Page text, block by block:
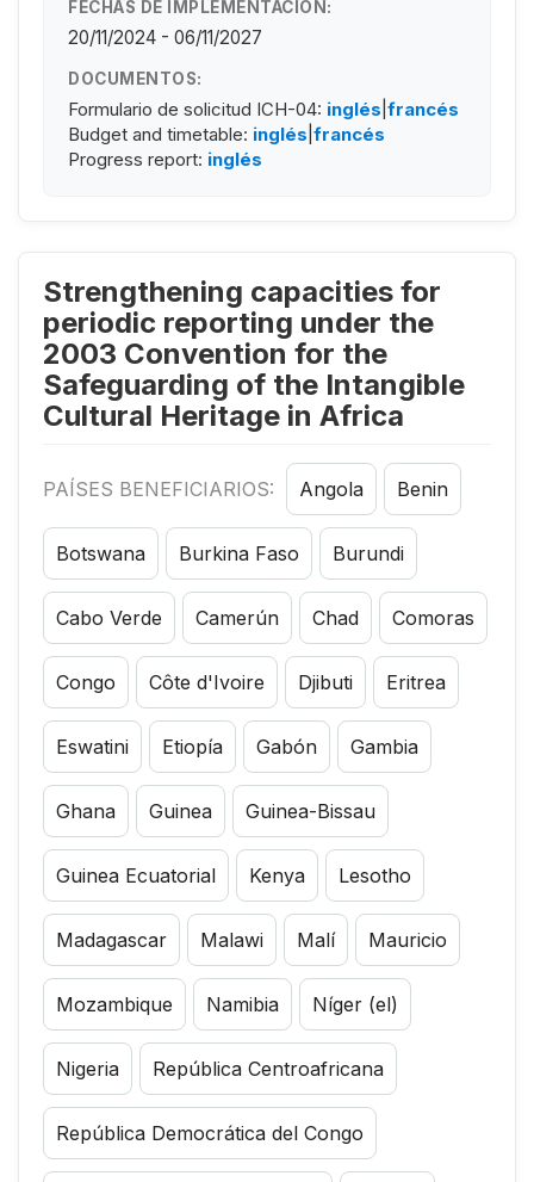
FECHAS DE IMPLEMENTACIÓN:
20/11/2024 - 06/11/2027
DOCUMENTOS:
Formulario de solicitud ICH-04: inglés francés
Budget and timetable: inglés francés
Progress report: inglés
Strengthening capacities for
periodic reporting under the
2003 Convention for the
Safeguarding of the Intangible
Cultural Heritage in Africa
PAÍSES BENEFICIARIOS: Angola Benin
Botswana Burkina Faso Burundi
Cabo Verde Camerún Chad Comoras
Congo Côte d'Ivoire Djibuti Eritrea
Eswatini Etiopía Gabón Gambia
Ghana Guinea Guinea-Bissau
Guinea Ecuatorial Kenya Lesotho
Madagascar Malawi Malí Mauricio
Mozambique Namibia Níger (el)
Nigeria República Centroafricana
República Democrática del Congo